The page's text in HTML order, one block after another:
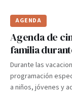
AGENDA
Agenda de
familia
Durante las
programación
a niños, jóvenes y